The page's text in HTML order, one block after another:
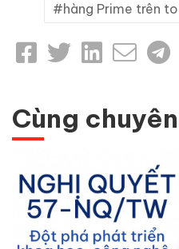
hàng Prime trên
Cùng